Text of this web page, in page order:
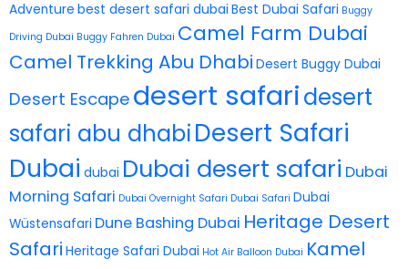
Adventure best desert safari dubai Best Dubai Safari Buggy
Driving Dubai Buggy Fahren Dubai Camel Farm Dubai
Camel Trekking Abu Dhabi Desert Buggy Dubai
Desert Escape desert safaridesert
safari abu dhabiDesert Safari
Dubai dubai Dubai desert safari Dubai
Morning Safari Dubai Overnight Safari Dubai Safari Dubai
Wüstensafari Dune Bashing Dubai Heritage Desert
Safari Heritage Safari Dubai Hot Air Balloon Dubai Kamel